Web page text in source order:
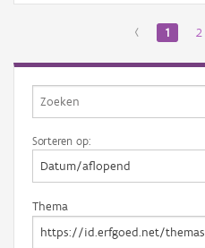
‹ 1 2
Sorteren op:
Thema